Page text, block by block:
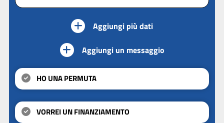
Aggiungi più dati
Aggiungi un messaggio
HO UNA PERMUTA
VORREI UN FINANZIAMENTO